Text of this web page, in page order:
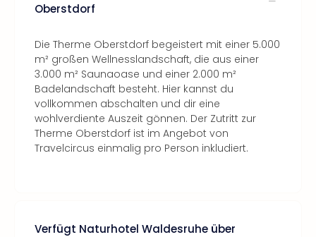
Oberstdorf
Die Therme Oberstdorf begeistert mit einer 5.000
m² großen Wellnesslandschaft, die aus einer
3.000 m² Saunaoase und einer 2.000 m²
Badelandschaft besteht. Hier kannst du
vollkommen abschalten und dir eine
wohlverdiente Auszeit gönnen. Der Zutritt zur
Therme Oberstdorf ist im Angebot von
Travelcircus einmalig pro Person inkludiert.
Verfügt Naturhotel Waldesruhe über